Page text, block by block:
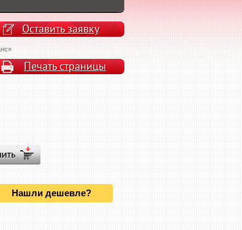
Оставить заявку
Печать страницы
Нашли дешевле?